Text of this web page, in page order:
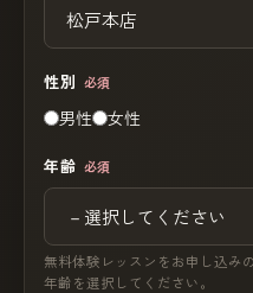
性別 必須
男性 女性
年齢 必須
無料体験レッスンをお申し込み
年齢を選択してください。